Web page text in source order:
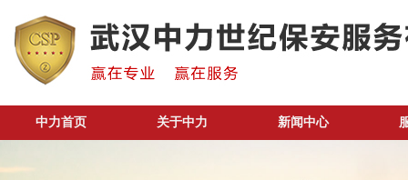
中力首页 关于中力 新闻中心